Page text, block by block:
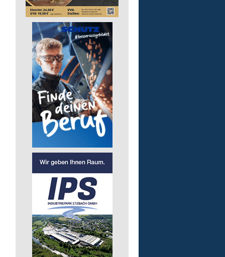
Kita - Assistenz (m/w/d)
Lebenshilfe im Landkreis
GmbH